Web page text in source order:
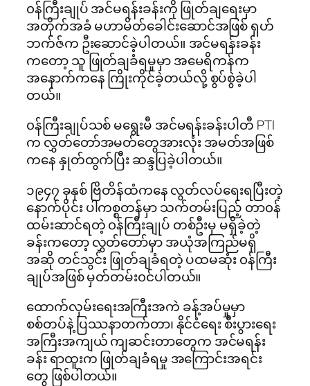
၀န်ကြီးချုပ် အင်မရန်းခန်းကို ဖြုတ်ချရေးမှာ
အတိုက်အခံ မဟာမိတ်ခေါင်းဆောင်အဖြစ် ရှဟ်
ဘက်ဇ်က ဦးဆောင်ခဲ့ပါတယ်။ အင်မရန်းခန်း
ကတော့ သူ ဖြုတ်ချခံရမှုမှာ အမေရိကန်က
အနောက်ကနေ ကြိုးကိုင်ခဲ့တယ်လို့ စွပ်စွဲခဲ့ပါ
တယ်။
၀န်ကြီးချုပ်သစ် မရွေးမီ အင်မရန်းခန်းပါတီ PTI
က လွှတ်တော်အမတ်တွေအားလုံး အမတ်အဖြစ်
ကနေ နှုတ်ထွက်ပြီး ဆန္ဒပြခဲ့ပါတယ်။
၁၉၄၇ ခုနှစ် ဗြိတိန်ထံကနေ လွတ်လပ်ရေးရပြီးတဲ့
နောက်ပိုင်း ပါကစ္စတန်မှာ သက်တမ်းပြည့် တာ၀န်
ထမ်းဆာင်ရတဲ့ ၀န်ကြီးချုပ် တစ်ဦးမှ မရှိခဲ့တဲ့
ခန်းကတော့ လွှတ်တော်မှာ အယုံအကြည်မရှိ
အဆို တင်သွင်း ဖြုတ်ချခံရတဲ့ ပထမဆုံး ၀န်ကြီး
ချုပ်အဖြစ် မှတ်တမ်း၀င်ပါတယ်။
ထောက်လှမ်းရေးအကြီးအကဲ ခန့်အပ်မှုမှာ
စစ်တပ်နဲ့ ပြဿနာတက်တာ၊ နိုင်ငံရေး စီးပွားရေး
အကြီးအကျယ် ကျဆင်းတာတွေက အင်မရန်း
ခန်း ရာထူးက ဖြုတ်ချခံရမှု အကြောင်းအရင်း
တွေ ဖြစ်ပါတယ်။